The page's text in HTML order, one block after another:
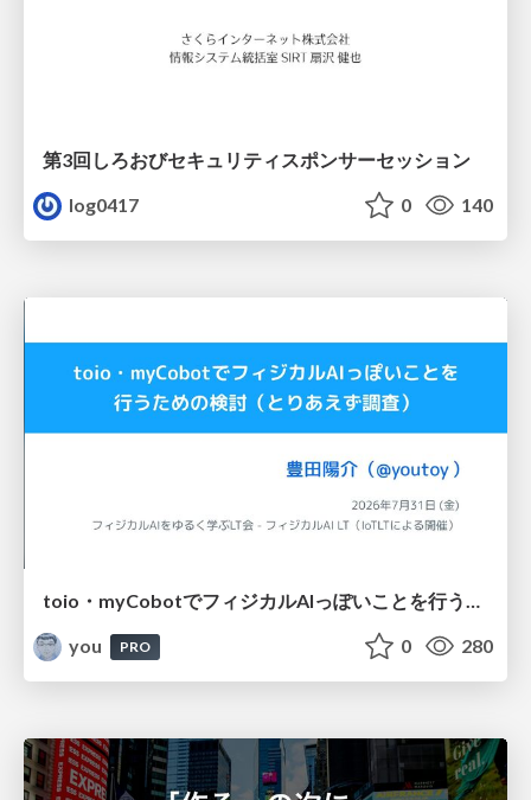
第3回しろおびセキュリティスポンサーセッション
log0417
0 140
toio・myCobotでフィジカルAIっぽいことを行うための検討（とりあえず調査） / フィジカルAI LT（IoTLTによる開催）
you
PRO 0 280